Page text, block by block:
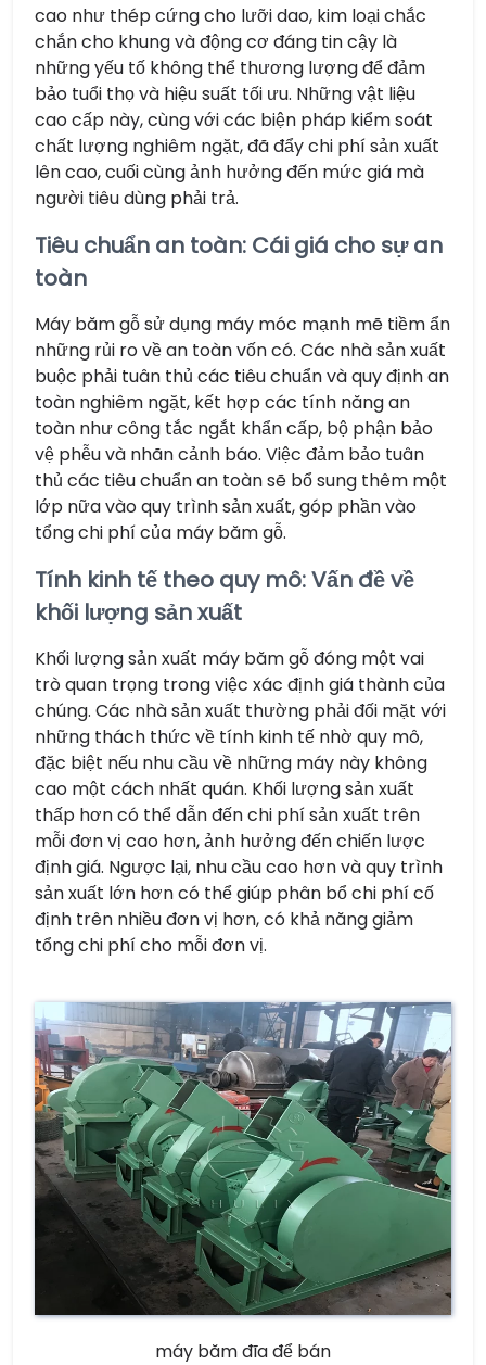
cao như thép cứng cho lưỡi dao, kim loại chắc
chắn cho khung và động cơ đáng tin cậy là
những yếu tố không thể thương lượng để đảm
bảo tuổi thọ và hiệu suất tối ưu. Những vật liệu
cao cấp này, cùng với các biện pháp kiểm soát
chất lượng nghiêm ngặt, đã đẩy chi phí sản xuất
lên cao, cuối cùng ảnh hưởng đến mức giá mà
người tiêu dùng phải trả.
Tiêu chuẩn an toàn: Cái giá cho sự an
toàn
Máy băm gỗ sử dụng máy móc mạnh mẽ tiềm ẩn
những rủi ro về an toàn vốn có. Các nhà sản xuất
buộc phải tuân thủ các tiêu chuẩn và quy định an
toàn nghiêm ngặt, kết hợp các tính năng an
toàn như công tắc ngắt khẩn cấp, bộ phận bảo
vệ phễu và nhãn cảnh báo. Việc đảm bảo tuân
thủ các tiêu chuẩn an toàn sẽ bổ sung thêm một
lớp nữa vào quy trình sản xuất, góp phần vào
tổng chi phí của máy băm gỗ.
Tính kinh tế theo quy mô: Vấn đề về
khối lượng sản xuất
Khối lượng sản xuất máy băm gỗ đóng một vai
trò quan trọng trong việc xác định giá thành của
chúng. Các nhà sản xuất thường phải đối mặt với
những thách thức về tính kinh tế nhờ quy mô,
đặc biệt nếu nhu cầu về những máy này không
cao một cách nhất quán. Khối lượng sản xuất
thấp hơn có thể dẫn đến chi phí sản xuất trên
mỗi đơn vị cao hơn, ảnh hưởng đến chiến lược
định giá. Ngược lại, nhu cầu cao hơn và quy trình
sản xuất lớn hơn có thể giúp phân bổ chi phí cố
định trên nhiều đơn vị hơn, có khả năng giảm
tổng chi phí cho mỗi đơn vị.
máy băm đĩa để bán